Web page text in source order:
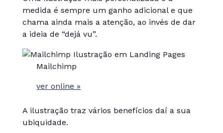
medida é sempre um ganho adicional e que
chama ainda mais a atenção, ao invés de dar
a ideia de “dejá vu”.
Mailchimp
ver online »
A ilustração traz vários benefícios daí a sua
ubiquidade.